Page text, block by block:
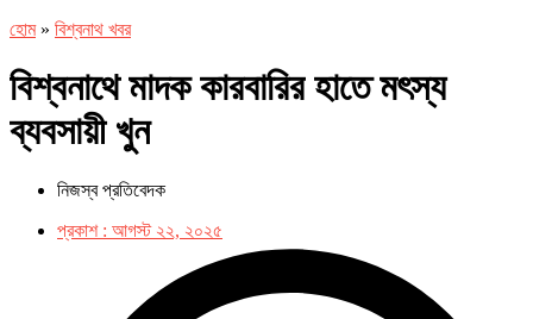
হোম» বিশ্বনাথ খবর
বিশ্বনাথে মাদক কারবারির হাতে মৎস্য
ব্যবসায়ী খুন
নিজস্ব প্রতিবেদক
প্রকাশ : আগস্ট ২২, ২০২৫